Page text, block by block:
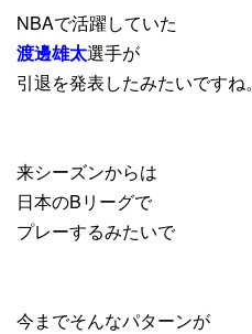
NBAで活躍していた
渡邊雄太選手が
引退を発表したみたいですね。
来シーズンからは
日本のBリーグで
プレーするみたいで
今までそんなパターンが